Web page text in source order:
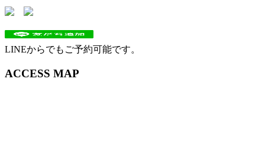
LINEからでもご予約可能です。
ACCESS MAP